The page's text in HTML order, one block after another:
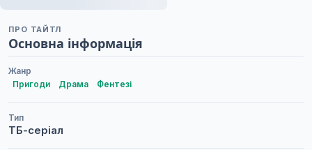
ПРО ТАЙТЛ
Основна інформація
Жанр
Пригоди
Драма Фентезі
Тип
ТБ-серіал